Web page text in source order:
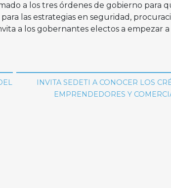
a los tres órdenes de gobierno para
las estrategias en seguridad,
a los gobernantes electos a empezar
INVITA SEDETI A CONOCER LOS
EMPRENDEDORES Y